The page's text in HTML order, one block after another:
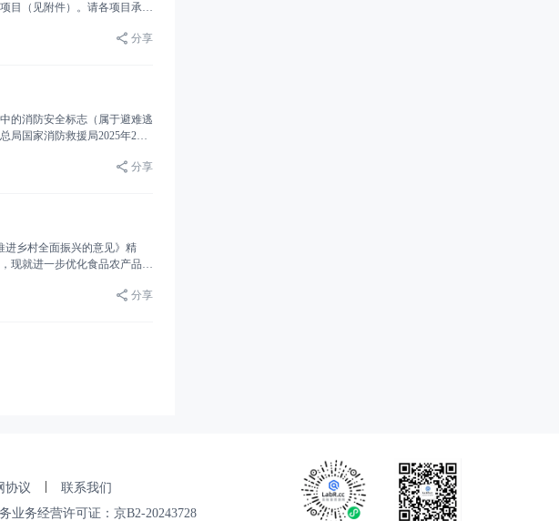
目（见附件）。请各项目承担
分享
的消防安全标志（属于避难逃
局国家消防救援局2025年2月
分享
进乡村全面振兴的意见》精
现就进一步优化食品农产品认
分享
协议
联系我们
业务经营许可证：京B2-20243728